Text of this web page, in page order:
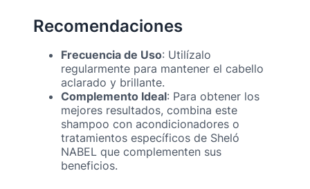
Recomendaciones
Frecuencia de Uso: Utilízalo
regularmente para mantener el cabello
aclarado y brillante.
Complemento Ideal: Para obtener los
mejores resultados, combina este
shampoo con acondicionadores o
tratamientos específicos de Sheló
NABEL que complementen sus
beneficios.